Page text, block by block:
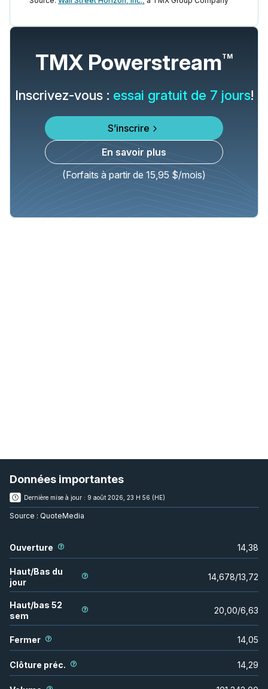
TMX PowerstreamTM
Inscrivez-vous : essai gratuit de 7 jours!
S’inscrire
En savoir plus
(Forfaits à partir de 15,95 $/mois)
Données importantes
Dernière mise à jour : 9 août 2026, 23 H 56 (HE)
Source : QuoteMedia
Ouverture 14,38
Haut/Bas du
jour
14,678/13,72
Haut/bas 52
sem
20,00/6,63
Fermer 14,05
Clôture préc. 14,29